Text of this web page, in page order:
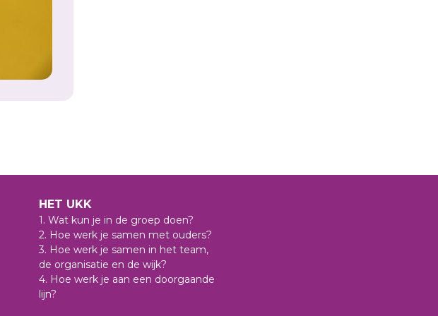
HET UKK
1. Wat kun je in de groep doen?
2. Hoe werk je samen met ouders?
3. Hoe werk je samen in het team,
de organisatie en de wijk?
4. Hoe werk je aan een doorgaande
lijn?